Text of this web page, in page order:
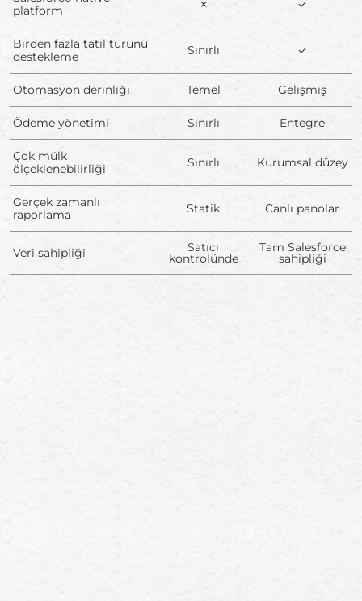
platform
✗ ✓
Birden fazla tatil türünü
destekleme
Sınırlı ✓
Otomasyon derinliği Temel Gelişmiş
Ödeme yönetimi Sınırlı Entegre
Çok mülk
ölçeklenebilirliği
Sınırlı Kurumsal düzey
Gerçek zamanlı
raporlama
Statik Canlı panolar
Veri sahipliği Satıcı
kontrolünde
Tam Salesforce
sahipliği